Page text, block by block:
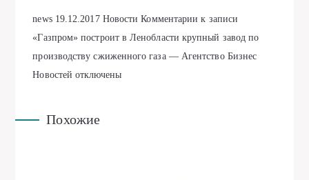
news 19.12.2017 Новости Комментариик записи
«Газпром» построит в Ленобласти крупный завод по
производству сжиженного газа — Агентство Бизнес
Новостей отключены
Похожие